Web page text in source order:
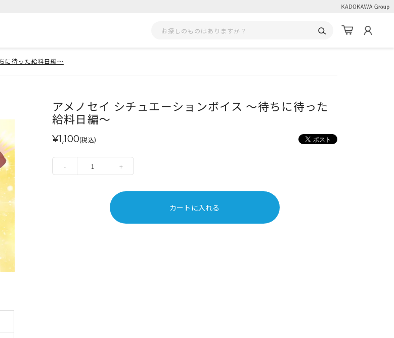
に待った給料日編～
アメノセイ シチュエーションボイス ～待ちに待った
給料日編～
¥1,100(税込)
- 1 +
カートに入れる